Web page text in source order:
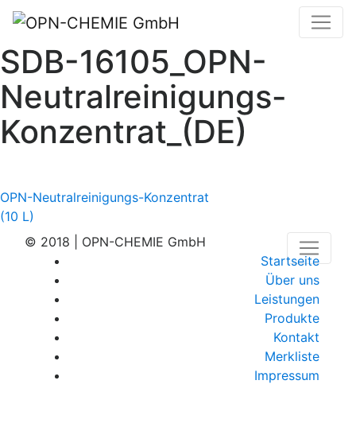
SDB-16105_OPN-
Neutralreinigungs-
Konzentrat_(DE)
Beitragsnavigation
OPN-Neutralreinigungs-Konzentrat
(10 L)
© 2018 | OPN-CHEMIE GmbH
Startseite
Über uns
Leistungen
Produkte
Kontakt
Merkliste
Impressum